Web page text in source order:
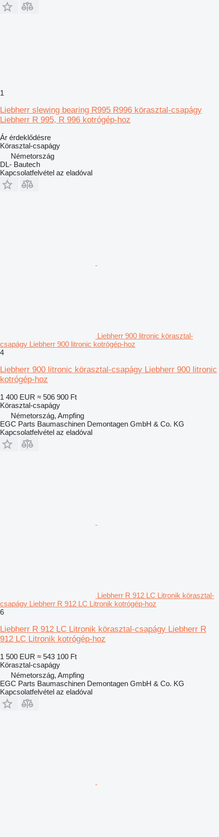
1
Liebherr slewing bearing R995 R996 körasztal-csapágy
Liebherr R 995, R 996 kotrógép-hoz
Ár érdeklődésre
Körasztal-csapágy
Németország
DL- Bautech
Kapcsolatfelvétel az eladóval
Liebherr 900 litronic körasztal-
csapágy Liebherr 900 litronic kotrógép-hoz
4
Liebherr 900 litronic körasztal-csapágy Liebherr 900 litronic
kotrógép-hoz
1 400 EUR ≈ 506 900 Ft
Körasztal-csapágy
Németország, Ampfing
EGC Parts Baumaschinen Demontagen GmbH & Co. KG
Kapcsolatfelvétel az eladóval
Liebherr R 912 LC Litronik körasztal-
csapágy Liebherr R 912 LC Litronik kotrógép-hoz
6
Liebherr R 912 LC Litronik körasztal-csapágy Liebherr R
912 LC Litronik kotrógép-hoz
1 500 EUR ≈ 543 100 Ft
Körasztal-csapágy
Németország, Ampfing
EGC Parts Baumaschinen Demontagen GmbH & Co. KG
Kapcsolatfelvétel az eladóval